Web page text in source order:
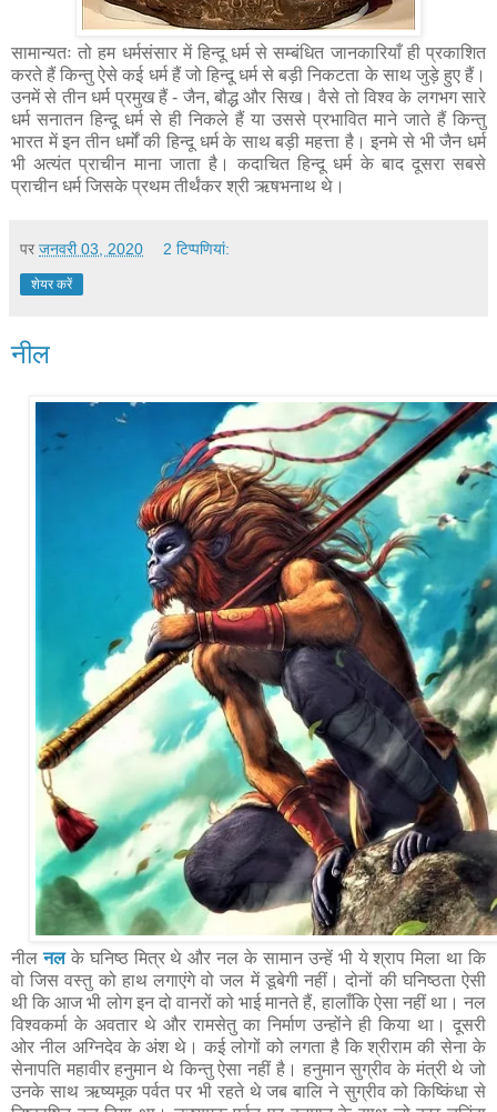
सामान्यतः तो हम धर्मसंसार में हिन्दू धर्म से सम्बंधित जानकारियाँ ही प्रकाशित
करते हैं किन्तु ऐसे कई धर्म हैं जो हिन्दू धर्म से बड़ी निकटता के साथ जुड़े हुए हैं।
उनमें से तीन धर्म प्रमुख हैं - जैन, बौद्ध और सिख। वैसे तो विश्व के लगभग सारे
धर्म सनातन हिन्दू धर्म से ही निकले हैं या उससे प्रभावित माने जाते हैं किन्तु
भारत में इन तीन धर्मों की हिन्दू धर्म के साथ बड़ी महत्ता है। इनमे से भी जैन धर्म
भी अत्यंत प्राचीन माना जाता है। कदाचित हिन्दू धर्म के बाद दूसरा सबसे
प्राचीन धर्म जिसके प्रथम तीर्थंकर श्री ऋषभनाथ थे।
पर जनवरी 03, 2020 2 टिप्‍पणियां:
शेयर करें
नील
नीलनलके घनिष्ठ मित्र थे और नल के सामान उन्हें भी ये श्राप मिला था कि
वो जिस वस्तु को हाथ लगाएंगे वो जल में डूबेगी नहीं। दोनों की घनिष्ठता ऐसी
थी कि आज भी लोग इन दो वानरों को भाई मानते हैं, हालाँकि ऐसा नहीं था। नल
विश्वकर्मा के अवतार थे और रामसेतु का निर्माण उन्होंने ही किया था। दूसरी
ओर नील अग्निदेव के अंश थे। कई लोगों को लगता है कि श्रीराम की सेना के
सेनापति महावीर हनुमान थे किन्तु ऐसा नहीं है। हनुमान सुग्रीव के मंत्री थे जो
उनके साथ ऋष्यमूक पर्वत पर भी रहते थे जब बालि ने सुग्रीव को किष्किंधा से